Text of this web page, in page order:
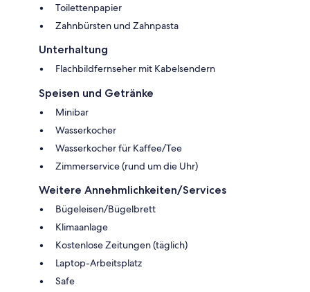
Toilettenpapier
Zahnbürsten und Zahnpasta
Unterhaltung
Flachbildfernseher mit Kabelsendern
Speisen und Getränke
Minibar
Wasserkocher
Wasserkocher für Kaffee/Tee
Zimmerservice (rund um die Uhr)
Weitere Annehmlichkeiten/Services
Bügeleisen/Bügelbrett
Klimaanlage
Kostenlose Zeitungen (täglich)
Laptop-Arbeitsplatz
Safe